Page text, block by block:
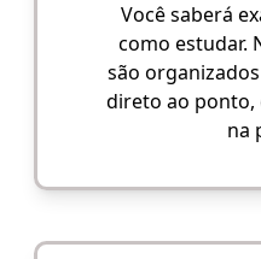
Você saberá
como estudar.
são
direto ao ponto,
na